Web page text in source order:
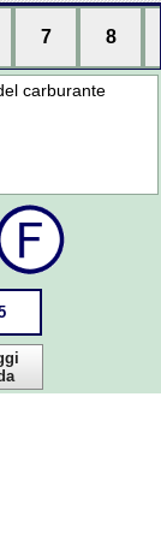
7 8
carburante